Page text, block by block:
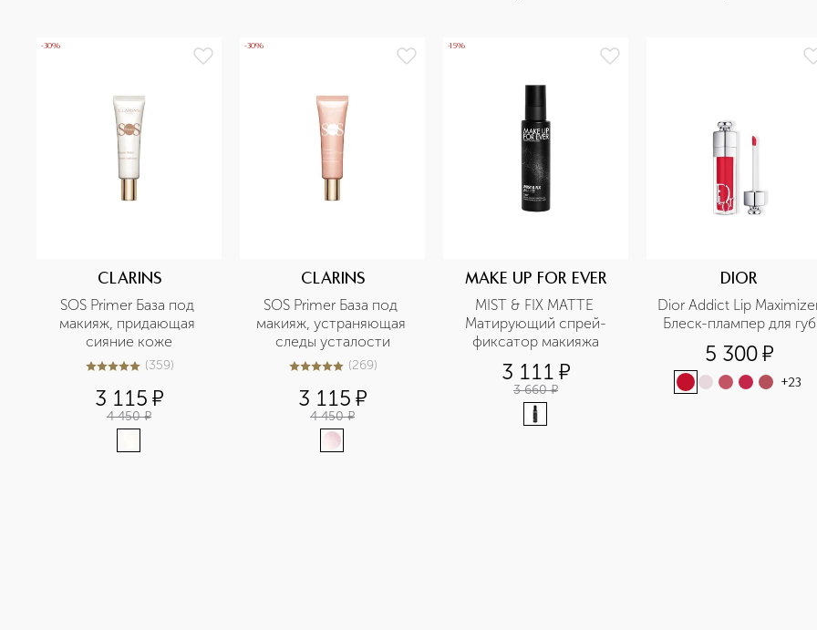
-30%
CLARINS
SOS Primer База под
макияж, придающая
сияние коже
5из 5359 (359)
3 115 ¤
4 450 ¤
-30%
CLARINS
SOS Primer База под
макияж, устраняющая
следы усталости
4.9из5269 (269)
3 115 ¤
4 450 ¤
-15%
MAKE UP FOR EVER
MIST & FIX MATTE
Матирующий спрей-
фиксатор макияжа
3 111 ¤
3 660 ¤
DIOR
Dior Addict Lip
Блеск-плампер для губ
5 300¤
+23